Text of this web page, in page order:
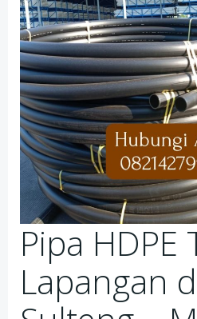
Pipa HDPE
Lapangan